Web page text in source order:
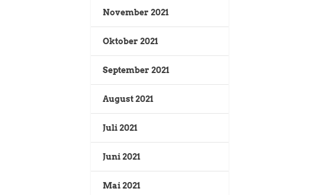
November 2021
Oktober 2021
September 2021
August 2021
Juli 2021
Juni 2021
Mai 2021